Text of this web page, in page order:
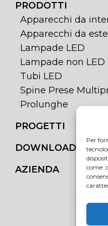
Per
come:
PRODOTTI
Apparecchi da
Apparecchi da
Lampade LED
Lampade non LED
Tubi LED
Spine Prese
Prolunghe
PROGETTI
DOWNLOAD
AZIENDA